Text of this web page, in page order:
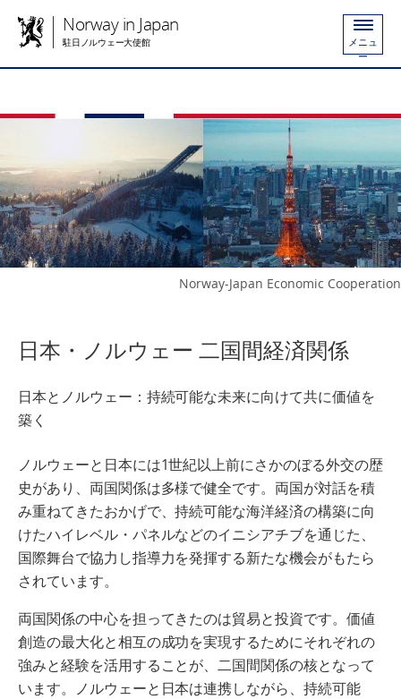
Norway in Japan
駐日ノルウェー大使館
メニュ
ー
Norway-Japan Economic Cooperation
日本・ノルウェー 二国間経済関係
日本とノルウェー：持続可能な未来に向けて共に価値を
築く
ノルウェーと日本には1世紀以上前にさかのぼる外交の歴
史があり、両国関係は多様で健全です。両国が対話を積
み重ねてきたおかげで、持続可能な海洋経済の構築に向
けたハイレベル・パネルなどのイニシアチブを通じた、
国際舞台で協力し指導力を発揮する新たな機会がもたら
されています。
両国関係の中心を担ってきたのは貿易と投資です。価値
創造の最大化と相互の成功を実現するためにそれぞれの
強みと経験を活用することが、二国間関係の核となって
います。ノルウェーと日本は連携しながら、持続可能